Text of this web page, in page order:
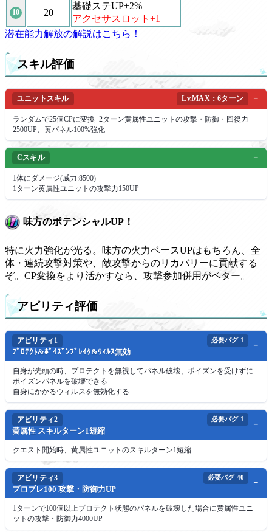
10 20
基礎ステUP+2%
アクセサスロット+1
潜在能力解放の解説はこちら！
スキル評価
ユニットスキル Lv.MAX：6ターン
ランダムで25個CPに変換+2ターン黄属性ユニットの攻撃・防御・回復力
2500UP、黄パネル100%強化
Cスキル
1体にダメージ(威力:8500)+
1ターン黄属性ユニットの攻撃力150UP
味方のポテンシャルUP！
特に火力強化が光る。味方の火力ベースUPはもちろん、全
体・連続攻撃対策や、敵攻撃からのリカバリーに貢献する
ぞ。CP変換をより活かすなら、攻撃参加併用がベター。
アビリティ評価
アビリティ1 必要バグ 1
ﾌﾟﾛﾃｸﾄ&ﾎﾟｲｽﾞﾝﾌﾞﾚｲｸ&ｳｨﾙｽ無効
自身が先頭の時、プロテクトを無視してパネル破壊、ポイズンを受けずに
ポイズンパネルを破壊できる
自身にかかるウィルスを無効化する
アビリティ2 必要バグ 1
黄属性 スキルターン1短縮
クエスト開始時、黄属性ユニットのスキルターン1短縮
アビリティ3 必要バグ 40
プロブレ100 攻撃・防御力UP
1ターンで100個以上プロテクト状態のパネルを破壊した場合に黄属性ユニ
ットの攻撃・防御力4000UP